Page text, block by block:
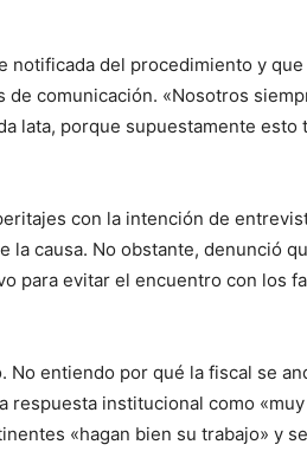
notificada del procedimiento y
comunicación. «Nosotros
lata, porque supuestamente esto
con la intención de
la causa. No obstante, denunció
para evitar el encuentro con los
No entiendo por qué la fiscal se
respuesta institucional como «muy
«hagan bien su trabajo» y